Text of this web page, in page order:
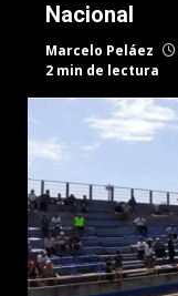
Nacional
Marcelo Peláez
2 min de lectura